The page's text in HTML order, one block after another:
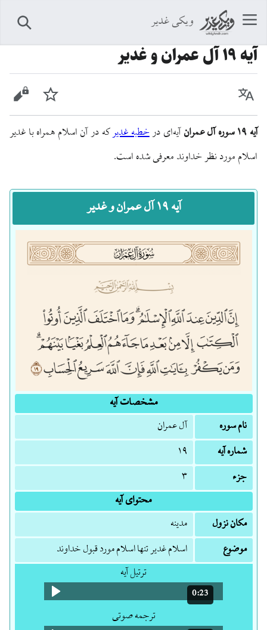
ویکی غدیر
آيه ۱۹ آل عمران و غدیر
زبان پیگیری
آیه ۱۹ سوره آل عمران آیه‌ای درخطبه غدیرکه در آن اسلام همراه با غدیر
اسلام مورد نظر خداوند معرفی شده است.
آیه ۱۹ آل عمران و غدیر
مشخصات آیه
نام سوره
آل عمران
شماره آیه
۱۹
جزء
۳
محتوای آیه
مکان نزول
مدینه
موضوع
اسلام غدیر تنها اسلام مورد قبول خداوند
ترتیل آیه
مدت: 23 ثانیه
0:23
ترجمه صوتی